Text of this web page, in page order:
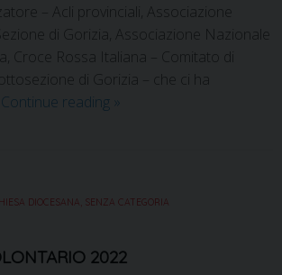
– Acli provinciali, Associazione
di Gorizia, Associazione Nazionale
Croce Rossa Italiana – Comitato di
di Gorizia – che ci ha
Continue reading »
DIOCESANA SENZA CATEGORIA
2022